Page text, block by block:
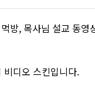
방, 목사님 설교 동
디오 스킨입니다.